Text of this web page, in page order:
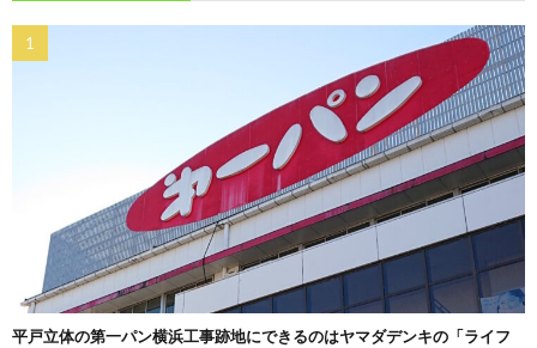
平戸立体の第一パン横浜工事跡地にできるのはヤマダデンキの「ライフ